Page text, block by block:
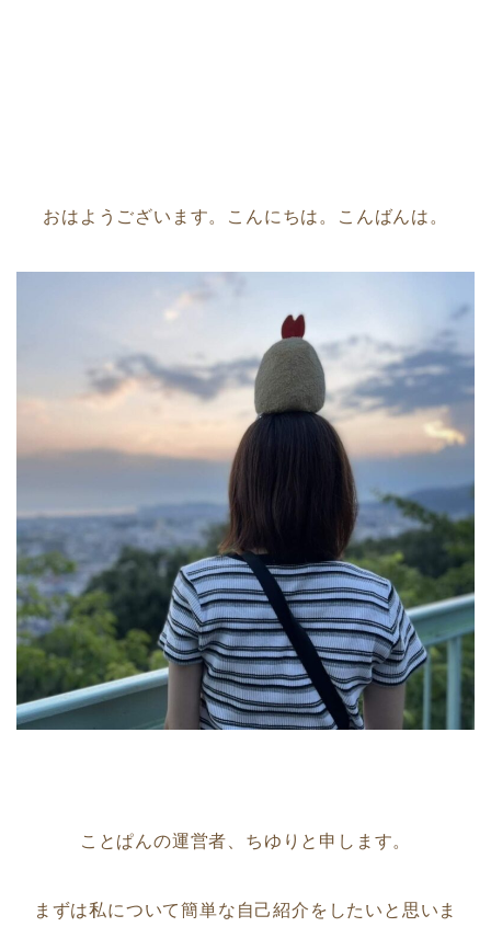
おはようございます。こんにちは。こんばんは。
ことぱんの運営者、ちゆりと申します。
まずは私について簡単な自己紹介をしたいと思いま